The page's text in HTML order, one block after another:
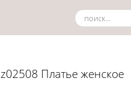
z02508 Платье женское